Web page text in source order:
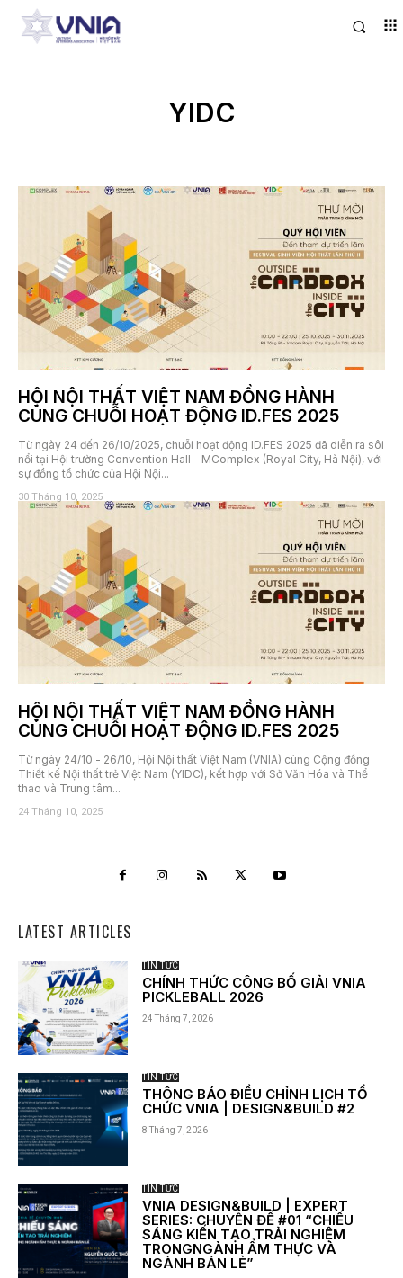
YIDC
HỘI NỘI THẤT VIỆT NAM ĐỒNG HÀNH
CÙNG CHUỖI HOẠT ĐỘNG ID.FES 2025
Từ ngày 24 đến 26/10/2025, chuỗi hoạt động ID.FES 2025 đã diễn ra sôi
nổi tại Hội trường Convention Hall – MComplex (Royal City, Hà Nội), với
sự đồng tổ chức của Hội Nội...
30 Tháng 10, 2025
HỘI NỘI THẤT VIỆT NAM ĐỒNG HÀNH
CÙNG CHUỖI HOẠT ĐỘNG ID.FES 2025
Từ ngày 24/10 - 26/10, Hội Nội thất Việt Nam (VNIA) cùng Cộng đồng
Thiết kế Nội thất trẻ Việt Nam (YIDC), kết hợp với Sở Văn Hóa và Thể
thao và Trung tâm...
24 Tháng 10, 2025
LATEST ARTICLES
TIN TỨC
CHÍNH THỨC CÔNG BỐ GIẢI VNIA
PICKLEBALL 2026
24 Tháng 7, 2026
TIN TỨC
THÔNG BÁO ĐIỀU CHỈNH LỊCH TỔ
CHỨC VNIA | DESIGN&BUILD #2
8 Tháng 7, 2026
TIN TỨC
VNIA DESIGN&BUILD | EXPERT
SERIES: CHUYÊN ĐỀ #01 “CHIẾU
SÁNG KIẾN TẠO TRẢI NGHIỆM
TRONGNGÀNH ẨM THỰC VÀ
NGÀNH BÁN LẺ”